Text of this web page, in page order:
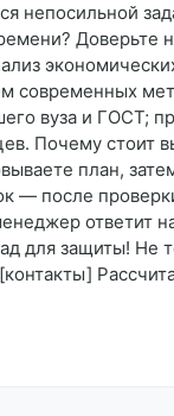
непосильной
Доверьте
современных
вуза и ГОСТ;
Почему стоит
план,
— после
ответит
для защиты! Не